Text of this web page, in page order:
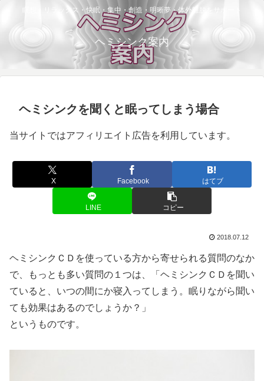
瞑想・リラックス・快眠・集中・創造・明晰夢・体外離脱をサポート
ヘミシンク案内
ヘミシンクを聞くと眠ってしまう場合
当サイトではアフィリエイト広告を利用しています。
X Facebook はてブ
LINE コピー
2018.07.12
ヘミシンクＣＤを使っている方から寄せられる質問のなか
で、もっとも多い質問の１つは、
「ヘミシンクＣＤを聞い
ていると、いつの間にか寝入ってしまう。眠りながら聞い
ても効果はあるのでしょうか？」
というものです。